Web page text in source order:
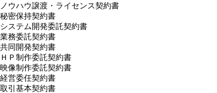
ノウハウ譲渡・ライセンス契約書
秘密保持契約書
システム開発委託契約書
業務委託契約書
共同開発契約書
ＨＰ制作委託契約書
映像制作委託契約書
経営委任契約書
取引基本契約書